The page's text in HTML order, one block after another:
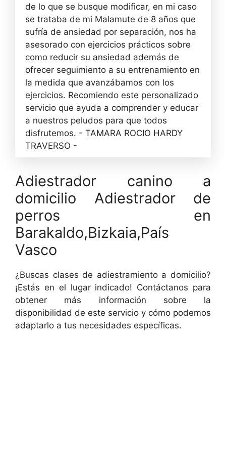
de lo que se busque modificar, en mi caso
se trataba de mi Malamute de 8 años que
sufría de ansiedad por separación, nos ha
asesorado con ejercicios prácticos sobre
como reducir su ansiedad además de
ofrecer seguimiento a su entrenamiento en
la medida que avanzábamos con los
ejercicios. Recomiendo este personalizado
servicio que ayuda a comprender y educar
a nuestros peludos para que todos
disfrutemos. - TAMARA ROCIO HARDY
TRAVERSO -
Adiestrador canino a
domicilio Adiestrador de
perros en
Barakaldo,Bizkaia,País
Vasco
¿Buscas clases de adiestramiento a domicilio?
¡Estás en el lugar indicado! Contáctanos para
obtener más información sobre la
disponibilidad de este servicio y cómo podemos
adaptarlo a tus necesidades específicas.